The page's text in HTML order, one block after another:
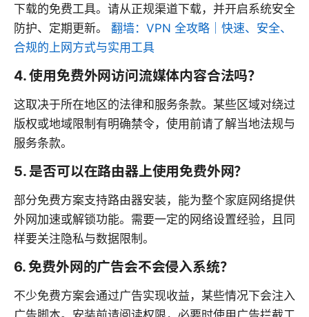
下载的免费工具。请从正规渠道下载，并开启系统安全
防护、定期更新。 翻墙：VPN 全攻略｜快速、安全、
合规的上网方式与实用工具
4. 使用免费外网访问流媒体内容合法吗？
这取决于所在地区的法律和服务条款。某些区域对绕过
版权或地域限制有明确禁令，使用前请了解当地法规与
服务条款。
5. 是否可以在路由器上使用免费外网？
部分免费方案支持路由器安装，能为整个家庭网络提供
外网加速或解锁功能。需要一定的网络设置经验，且同
样要关注隐私与数据限制。
6. 免费外网的广告会不会侵入系统？
不少免费方案会通过广告实现收益，某些情况下会注入